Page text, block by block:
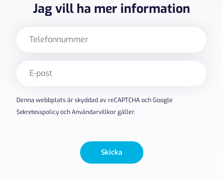
Jag vill ha mer information
post
Denna webbplats är skyddad av reCAPTCHA och Google
SekretesspolicyochAnvändarvillkorgäller.
Skicka